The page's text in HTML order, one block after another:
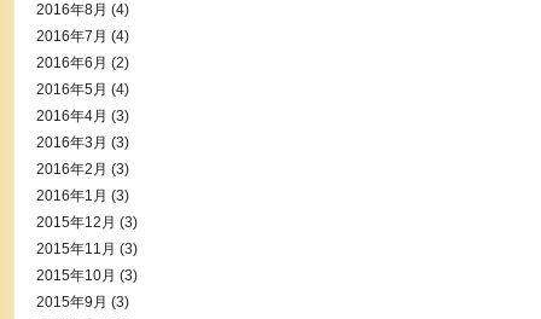
2016年8月 (4)
2016年7月 (4)
2016年6月 (2)
2016年5月 (4)
2016年4月 (3)
2016年3月 (3)
2016年2月 (3)
2016年1月 (3)
2015年12月 (3)
2015年11月 (3)
2015年10月 (3)
2015年9月 (3)